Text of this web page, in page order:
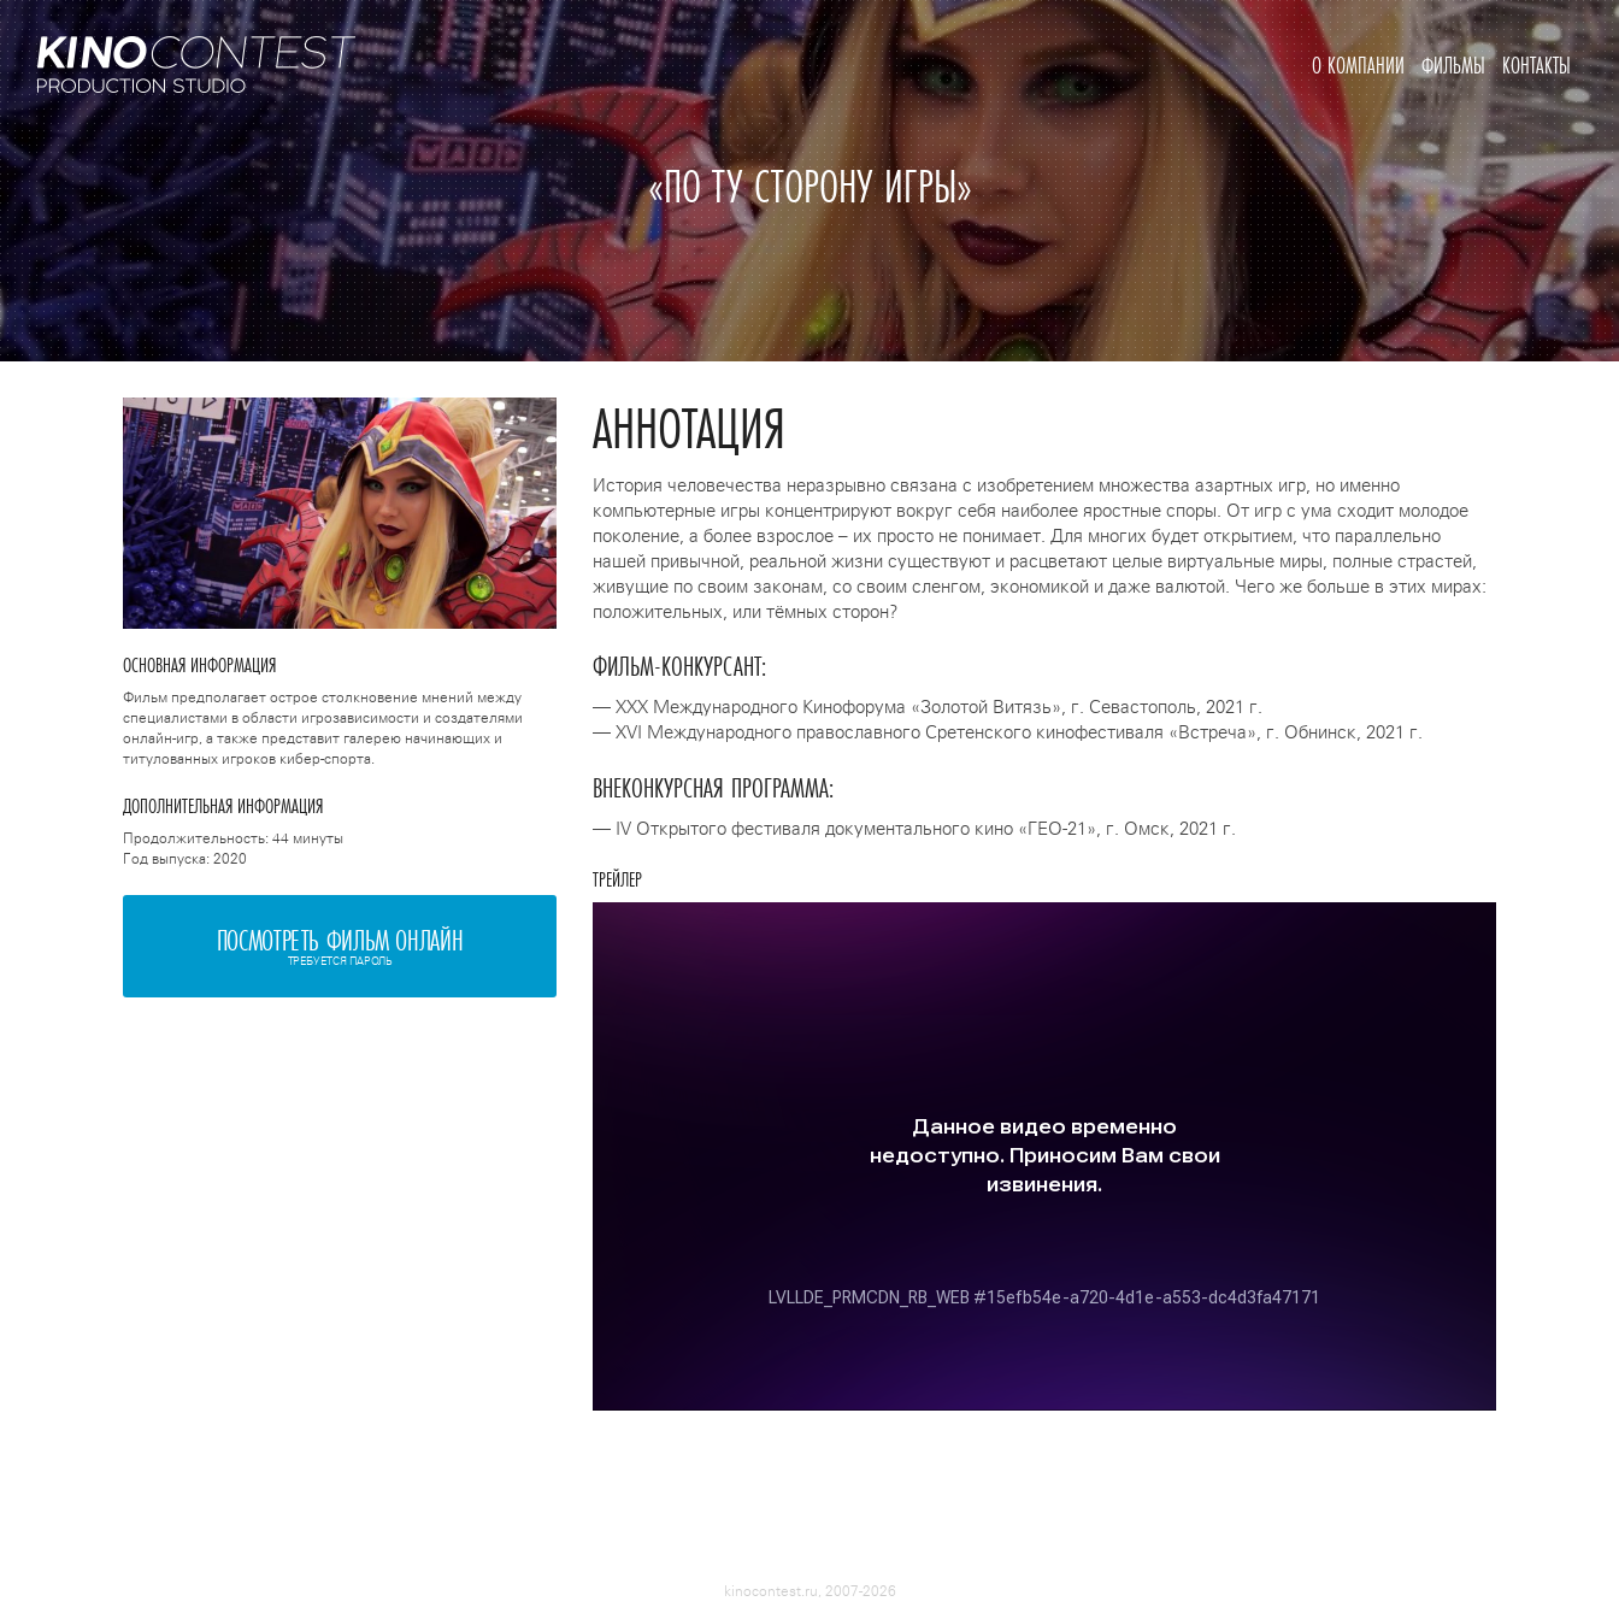
О КОМПАНИИ ФИЛЬМЫ КОНТАКТЫ
«ПО ТУ СТОРОНУ ИГРЫ»
ОСНОВНАЯ ИНФОРМАЦИЯ
Фильм предполагает острое столкновение мнений между
специалистами в области игрозависимости и создателями
онлайн-игр, а также представит галерею начинающих и
титулованных игроков кибер-спорта.
ДОПОЛНИТЕЛЬНАЯ ИНФОРМАЦИЯ
Продолжительность: 44 минуты
Год выпуска: 2020
ПОСМОТРЕТЬ ФИЛЬМ ОНЛАЙН
ТРЕБУЕТСЯ ПАРОЛЬ
АННОТАЦИЯ
История человечества неразрывно связана с изобретением множества азартных игр, но именно
компьютерные игры концентрируют вокруг себя наиболее яростные споры. От игр с ума сходит молодое
поколение, а более взрослое – их просто не понимает. Для многих будет открытием, что параллельно
нашей привычной, реальной жизни существуют и расцветают целые виртуальные миры, полные страстей,
живущие по своим законам, со своим сленгом, экономикой и даже валютой. Чего же больше в этих мирах:
положительных, или тёмных сторон?
ФИЛЬМ-КОНКУРСАНТ:
— ХXX Международного Кинофорума «Золотой Витязь», г. Севастополь, 2021 г.
— XVI Международного православного Сретенского кинофестиваля «Встреча», г. Обнинск, 2021 г.
ВНЕКОНКУРСНАЯ ПРОГРАММА:
— IV Открытого фестиваля документального кино «ГЕО-21», г. Омск, 2021 г.
ТРЕЙЛЕР
kinocontest.ru, 2007-2026